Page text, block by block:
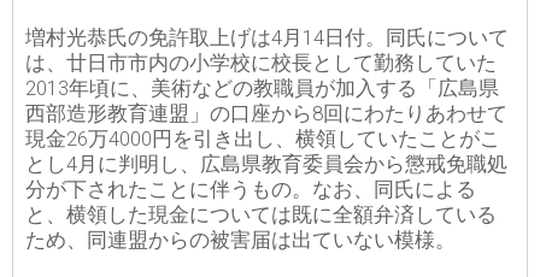
増村光恭氏の免許取上げは4月14日付。同氏について
は、廿日市市内の小学校に校長として勤務していた
2013年頃に、美術などの教職員が加入する「広島県
西部造形教育連盟」の口座から8回にわたりあわせて
現金26万4000円を引き出し、横領していたことがこ
とし4月に判明し、広島県教育委員会から懲戒免職処
分が下されたことに伴うもの。なお、同氏による
と、横領した現金については既に全額弁済している
ため、同連盟からの被害届は出ていない模様。